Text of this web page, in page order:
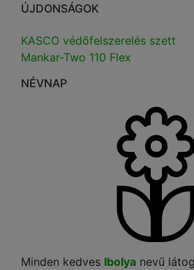
ÚJDONSÁGOK
KASCO védőfelszerelés szett
Mankar-Two 110 Flex
NÉVNAP
Minden kedves Ibolya nevű